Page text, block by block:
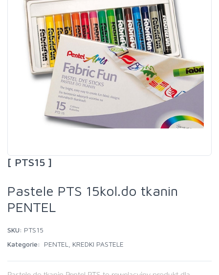
[ PTS15 ]
Pastele PTS 15kol.do tkanin
PENTEL
SKU: PTS15
Kategorie:
PENTEL KREDKI PASTELE